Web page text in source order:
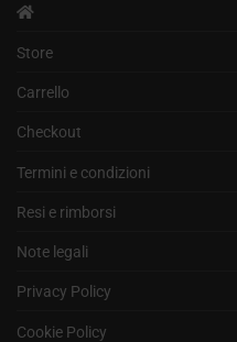
Store
Carrello
Checkout
Termini e condizioni
Resi e rimborsi
Note legali
Privacy Policy
Cookie Policy